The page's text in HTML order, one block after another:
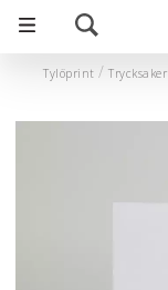
Tylöprint Trycksaker